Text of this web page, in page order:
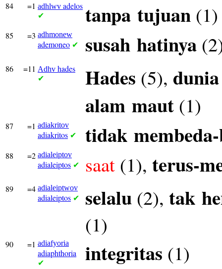
84 =1 adhlwv adelos
✔ tanpa tujuan (1)
85 =3 adhmonew
ademoneo ✔ susah hatinya
86 =11 Adhv hades
✔ Hades (5), dunia
alam maut (1)
87 =1 adiakritov
adiakritos ✔ tidak
88 =2 adialeiptov
adialeiptos ✔ saat (1), terus-
89 =4 adialeiptwov
adialeiptos ✔ selalu (2), tak
(1)
90 =1 adiafyoria
adiaphthoria
✔ integritas (1)